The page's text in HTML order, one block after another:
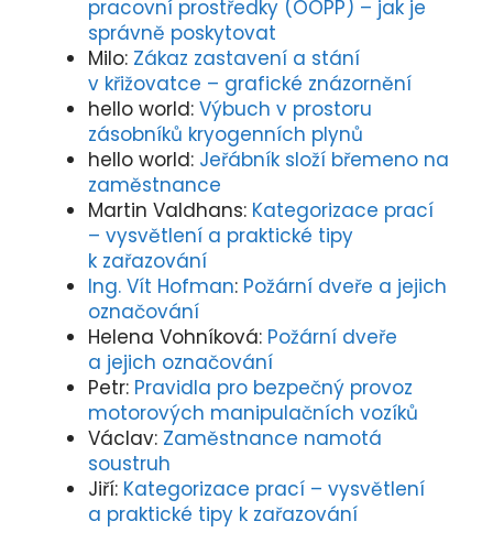
pracovní prostředky (OOPP) – jak je
správně poskytovat
Milo: Zákaz zastavení a stání
v křižovatce – grafické znázornění
hello world: Výbuch v prostoru
zásobníků kryogenních plynů
hello world: Jeřábník složí břemeno na
zaměstnance
Martin Valdhans: Kategorizace prací
– vysvětlení a praktické tipy
k zařazování
Ing. Vít Hofman: Požární dveře a jejich
označování
Helena Vohníková: Požární dveře
a jejich označování
Petr: Pravidla pro bezpečný provoz
motorových manipulačních vozíků
Václav: Zaměstnance namotá
soustruh
Jiří: Kategorizace prací – vysvětlení
a praktické tipy k zařazování